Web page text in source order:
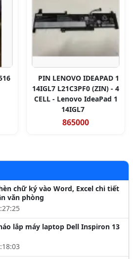
PIN LENOVO IDEAPAD 1
14IGL7 L21C3PF0 (ZIN) - 4
CELL - Lenovo IdeaPad 1
14IGL7
865000
chữ ký vào Word, Excel chi tiết
văn phòng
lắp máy laptop Dell Inspiron 13